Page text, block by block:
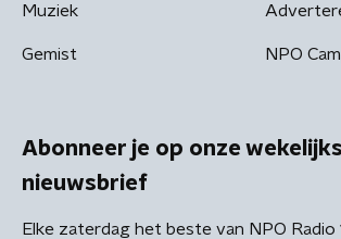
Muziek
Gemist NPO
Abonneer je op onze
nieuwsbrief
Elke zaterdag het beste van NPO Radio